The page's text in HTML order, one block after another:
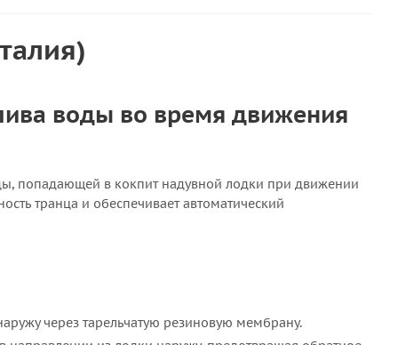
воды во время движения
попадающей в кокпит надувной лодки при движении
транца и обеспечивает автоматический
через тарельчатую резиновую мембрану.